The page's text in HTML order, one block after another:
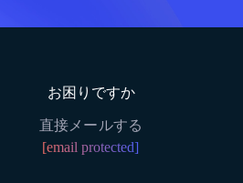
お困りですか
直接メールする
[email protected]